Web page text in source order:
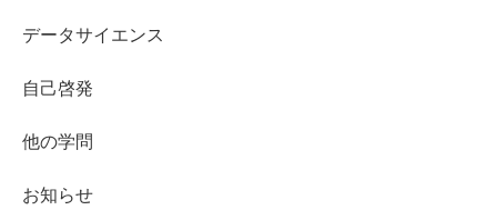
データサイエンス
自己啓発
他の学問
お知らせ